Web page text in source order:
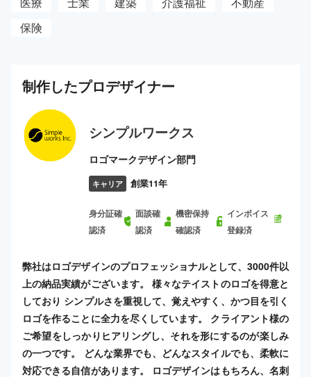
保険
制作したプロデザイナー
シンプルワークス
ロゴマークデザイン部門
キャリア 創業11年
身分証確
認済
面談確
認済
機密保持
確認済
インボイス
登録済
弊社はロゴデザインのプロフェッショナルとして、3000件以
上の納品実績がございます。 様々なテイストのロゴを得意と
しており シンプルさを重視して、覚えやすく、かつ目を引く
ロゴを作ることに全力を尽くしています。 クライアント様の
ご希望をしっかりヒアリングし、それを形にするのが楽しみ
の一つです。 どんな業界でも、どんなスタイルでも、柔軟に
対応できる自信があります。 ロゴデザインはもちろん、名刺